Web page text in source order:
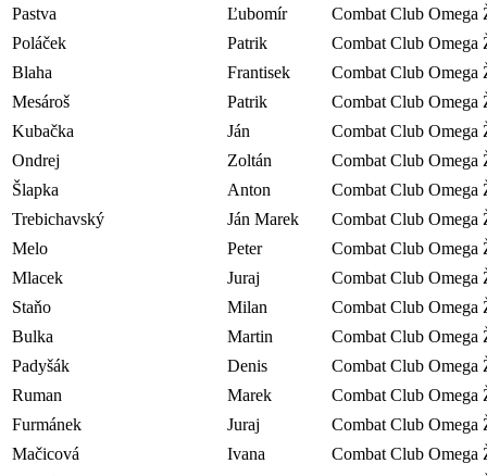
Pastva
Ľubomír
Combat Club Omega
Poláček
Patrik
Combat Club Omega
Blaha
Frantisek
Combat Club Omega
Mesároš
Patrik
Combat Club Omega
Kubačka
Ján
Combat Club Omega
Ondrej
Zoltán
Combat Club Omega
Šlapka
Anton
Combat Club Omega
Trebichavský
Ján Marek
Combat Club Omega
Melo
Peter
Combat Club Omega
Mlacek
Juraj
Combat Club Omega
Staňo
Milan
Combat Club Omega
Bulka
Martin
Combat Club Omega
Padyšák
Denis
Combat Club Omega
Ruman
Marek
Combat Club Omega
Furmánek
Juraj
Combat Club Omega
Mačicová
Ivana
Combat Club Omega